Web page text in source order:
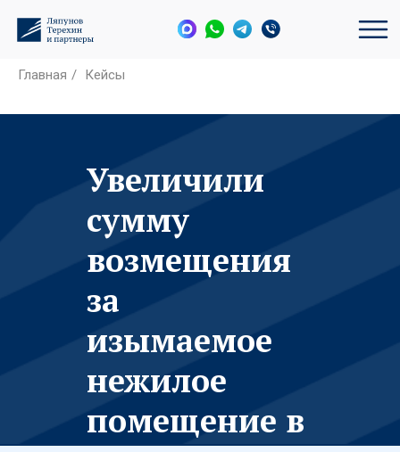
Главная / Кейсы
Увеличили
сумму
возмещения
за
изымаемое
нежилое
помещение в